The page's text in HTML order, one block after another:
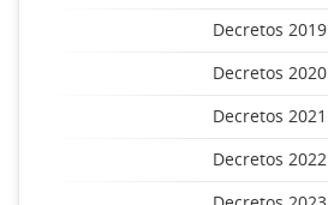
Decretos 2019
Decretos 2020
Decretos 2021
Decretos 2022